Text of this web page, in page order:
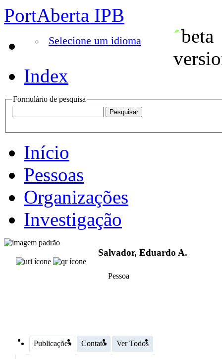
PortAberta IPB
Selecione um idioma
Index
Formulário de pesquisa
Início
Pessoas
Organizações
Investigação
Salvador, Eduardo A.
Pessoa
Publicações Contato Ver Todos